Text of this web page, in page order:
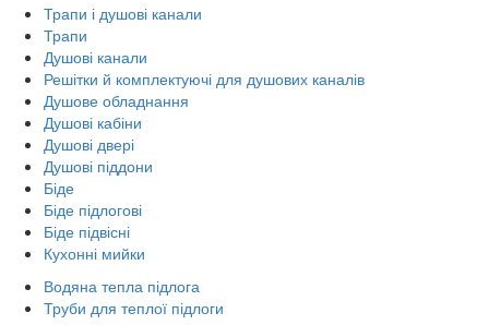
Трапи і душові канали
Трапи
Душові канали
Решітки й комплектуючі для душових каналів
Душове обладнання
Душові кабіни
Душові двері
Душові піддони
Біде
Біде підлогові
Біде підвісні
Кухонні мийки
Водяна тепла підлога
Труби для теплої підлоги